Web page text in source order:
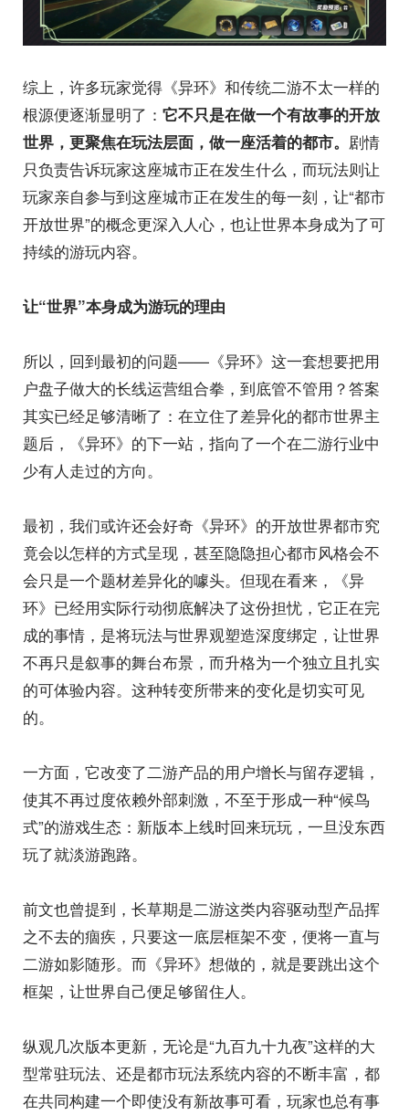
综上，许多玩家觉得《异环》和传统二游不太一样的
根源便逐渐显明了： 它不只是在做一个有故事的开放
世界，更聚焦在玩法层面， 做一座活着的都市。 剧情
只负责告诉玩家这座城市正在发生什么，而玩法则让
玩家亲自参与到这座城市正在发生的每一刻，让“都市
开放世界”的概念更深入人心，也让世界本身成为了可
持续的游玩内容。
让“世界”本身成为游玩的理由
所以，回到最初的问题——《异环》这一套想要把用
户盘子做大的长线运营组合拳，到底管不管用？答案
其实已经足够清晰了：在立住了差异化的都市世界主
题后，《异环》的下一站，指向了一个在二游行业中
少有人走过的方向。
最初，我们或许还会好奇《异环》的开放世界都市究
竟会以怎样的方式呈现，甚至隐隐担心都市风格会不
会只是一个题材差异化的噱头。但现在看来，《异
环》已经用实际行动彻底解决了这份担忧，它正在完
成的事情，是将玩法与世界观塑造深度绑定，让世界
不再只是叙事的舞台布景，而升格为一个独立且扎实
的可体验内容。这种转变所带来的变化是切实可见
的。
一方面，它改变了二游产品的用户增长与留存逻辑，
使其不再过度依赖外部刺激，不至于形成一种“候鸟
式”的游戏生态：新版本上线时回来玩玩，一旦没东西
玩了就淡游跑路。
前文也曾提到，长草期是二游这类内容驱动型产品挥
之不去的痼疾，只要这一底层框架不变，便将一直与
二游如影随形。而《异环》想做的，就是要跳出这个
框架，让世界自己便足够留住人。
纵观几次版本更新，无论是“九百九十九夜”这样的大
型常驻玩法、还是都市玩法系统内容的不断丰富，都
在共同构建一个即使没有新故事可看，玩家也总有事